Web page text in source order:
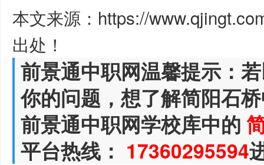
本文来源：https://
出处！
前景通中职网温馨提示：
你的问题，想了解简阳石
前景通中职网学校库中的
平台热线： 17360295594